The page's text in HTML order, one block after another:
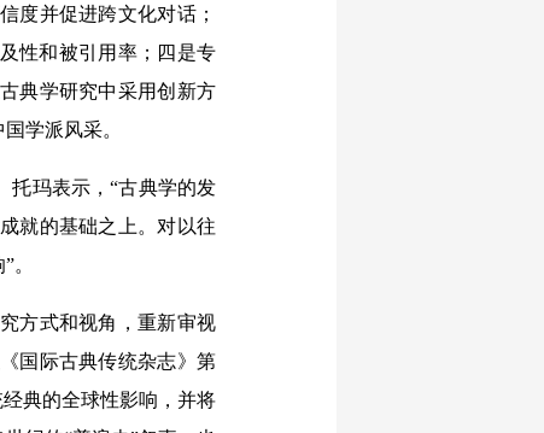
度并促进跨文化对话；
性和被引用率；四是专
典学研究中采用创新方
学派风采。
玛表示，“古典学的发
就的基础之上。对以往
。
方式和视角，重新审视
国际古典传统杂志》第
典的全球性影响，并将